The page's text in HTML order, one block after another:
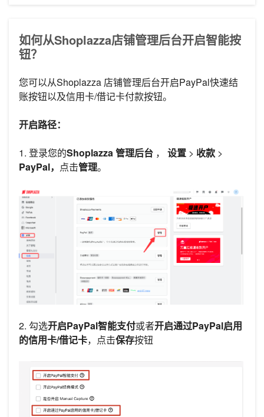
如何从Shoplazza店铺管理后台开启智能按
钮？
您可以从Shoplazza 店铺管理后台开启PayPal快速结
账按钮以及信用卡/借记卡付款按钮。
开启路径：
1. 登录您的Shoplazza 管理后台 ， 设置 > 收款 >
PayPal， 点击管理。
2. 勾选开启PayPal智能支付或者开启通过PayPal启用
的信用卡/借记卡，点击保存按钮